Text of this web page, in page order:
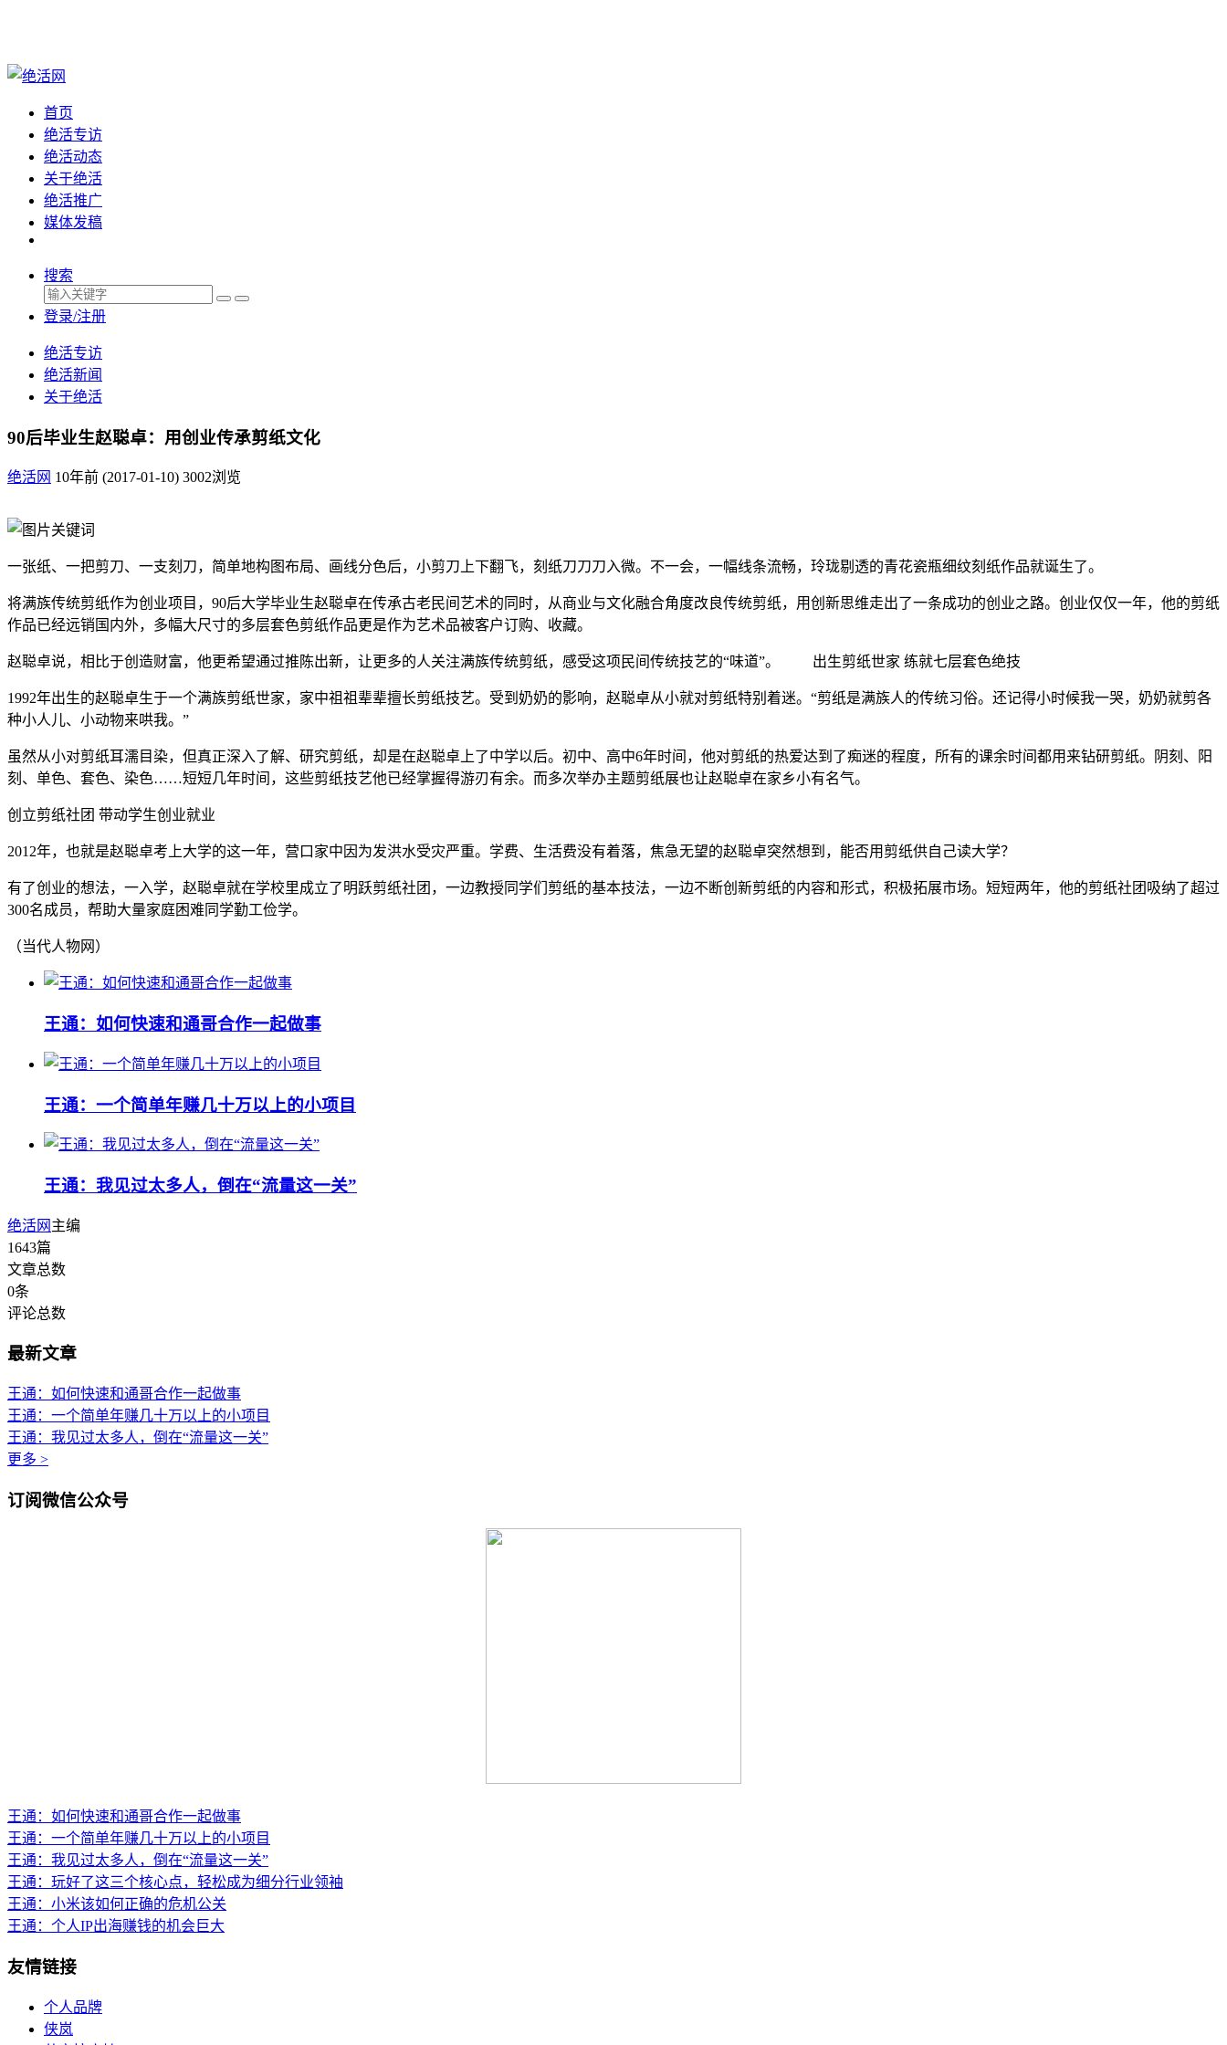
首页
绝活专访
绝活动态
关于绝活
绝活推广
媒体发稿
搜索
登录/注册
绝活专访
绝活新闻
关于绝活
90后毕业生赵聪卓：用创业传承剪纸文化
绝活网 10年前 (2017-01-10) 3002浏览
一张纸、一把剪刀、一支刻刀，简单地构图布局、画线分色后，小剪刀上下翻飞，刻纸刀刀刀入微。不一会，一幅线条流畅，玲珑剔透的青花瓷瓶细纹刻纸作品就诞生了。
将满族传统剪纸作为创业项目，90后大学毕业生赵聪卓在传承古老民间艺术的同时，从商业与文化融合角度改良传统剪纸，用创新思维走出了一条成功的创业之路。创业仅仅一年，他的剪纸
作品已经远销国内外，多幅大尺寸的多层套色剪纸作品更是作为艺术品被客户订购、收藏。
赵聪卓说，相比于创造财富，他更希望通过推陈出新，让更多的人关注满族传统剪纸，感受这项民间传统技艺的“味道”。 出生剪纸世家 练就七层套色绝技
1992年出生的赵聪卓生于一个满族剪纸世家，家中祖祖辈辈擅长剪纸技艺。受到奶奶的影响，赵聪卓从小就对剪纸特别着迷。“剪纸是满族人的传统习俗。还记得小时候我一哭，奶奶就剪各
种小人儿、小动物来哄我。”
虽然从小对剪纸耳濡目染，但真正深入了解、研究剪纸，却是在赵聪卓上了中学以后。初中、高中6年时间，他对剪纸的热爱达到了痴迷的程度，所有的课余时间都用来钻研剪纸。阴刻、阳
刻、单色、套色、染色……短短几年时间，这些剪纸技艺他已经掌握得游刃有余。而多次举办主题剪纸展也让赵聪卓在家乡小有名气。
创立剪纸社团 带动学生创业就业
2012年，也就是赵聪卓考上大学的这一年，营口家中因为发洪水受灾严重。学费、生活费没有着落，焦急无望的赵聪卓突然想到，能否用剪纸供自己读大学？
有了创业的想法，一入学，赵聪卓就在学校里成立了明跃剪纸社团，一边教授同学们剪纸的基本技法，一边不断创新剪纸的内容和形式，积极拓展市场。短短两年，他的剪纸社团吸纳了超过
300名成员，帮助大量家庭困难同学勤工俭学。
（当代人物网）
王通：如何快速和通哥合作一起做事
王通：一个简单年赚几十万以上的小项目
王通：我见过太多人，倒在“流量这一关”
绝活网 主编
1643篇
文章总数
0条
评论总数
最新文章
王通：如何快速和通哥合作一起做事
王通：一个简单年赚几十万以上的小项目
王通：我见过太多人，倒在“流量这一关”
更多 >
订阅微信公众号
王通：如何快速和通哥合作一起做事
王通：一个简单年赚几十万以上的小项目
王通：我见过太多人，倒在“流量这一关”
王通：玩好了这三个核心点，轻松成为细分行业领袖
王通：小米该如何正确的危机公关
王通：个人IP出海赚钱的机会巨大
友情链接
个人品牌
侠岚